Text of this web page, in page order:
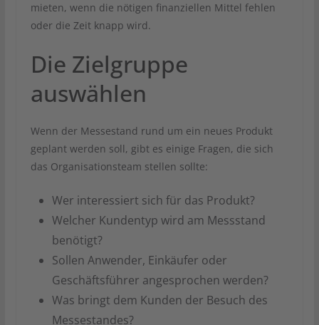
mieten, wenn die nötigen finanziellen Mittel fehlen
oder die Zeit knapp wird.
Die Zielgruppe
auswählen
Wenn der Messestand rund um ein neues Produkt
geplant werden soll, gibt es einige Fragen, die sich
das Organisationsteam stellen sollte:
Wer interessiert sich für das Produkt?
Welcher Kundentyp wird am Messstand
benötigt?
Sollen Anwender, Einkäufer oder
Geschäftsführer angesprochen werden?
Was bringt dem Kunden der Besuch des
Messestandes?